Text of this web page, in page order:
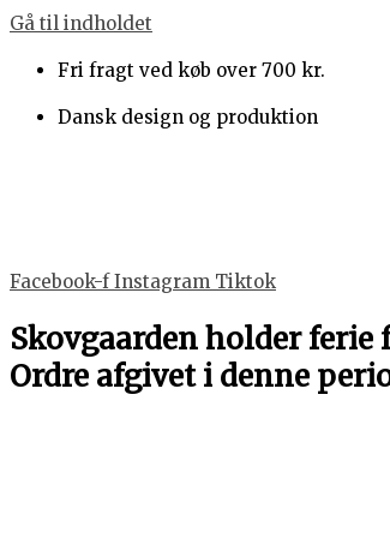
Gå til indholdet
Fri fragt ved køb over 700 kr.
Dansk design og produktion
Facebook-f Instagram Tiktok
Skovgaarden holder ferie
Ordre afgivet i denne